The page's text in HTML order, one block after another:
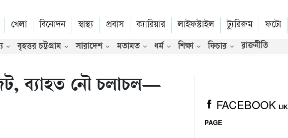
খেলা বিনোদন স্বাস্থ্য প্রবাস ক্যারিয়ার লাইফস্টাইল ট্যুরিজম ফটো
বৃহত্তর চট্টগ্রাম সারাদেশ মতামত ধর্ম শিক্ষা ফিচার রাজনীতি
জট, ব্যাহত নৌ চলাচল—
FACEBOOK
PAGE